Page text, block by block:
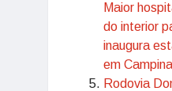
Maior
do interior
inaugura
em
Rodovia